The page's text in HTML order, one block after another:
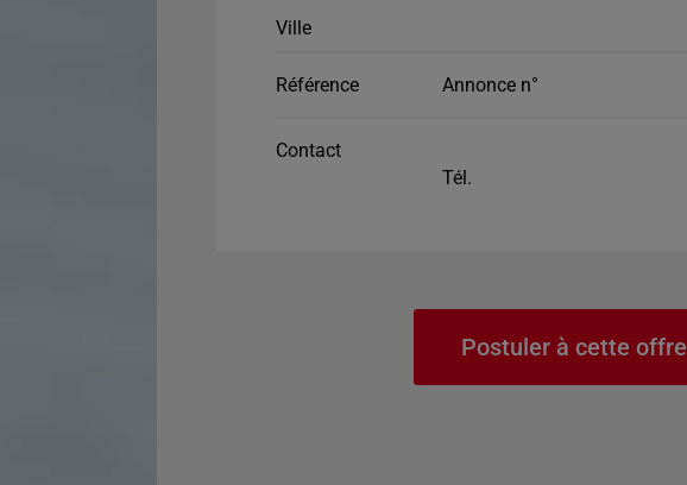
Ville
Référence Annonce n°
Contact
Tél.
Postuler à cette offre